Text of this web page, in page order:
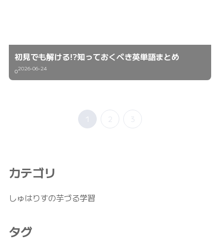
初見でも解ける!?知っておくべき英単語まとめ
02026-06-24
1 2 3
カテゴリ
しゅはりすの芋づる学習
タグ